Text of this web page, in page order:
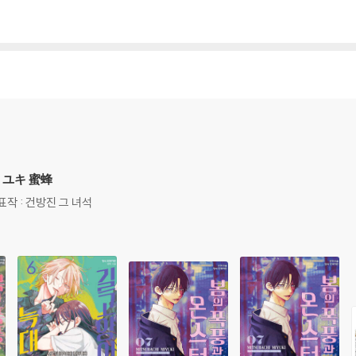
キ 蜜蜂
: 건방진 그 녀석